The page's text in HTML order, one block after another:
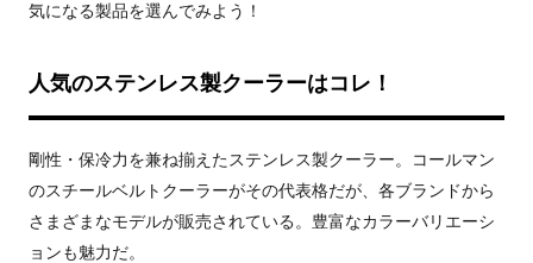
気になる製品を選んでみよう！
人気のステンレス製クーラーはコレ！
剛性・保冷力を兼ね揃えたステンレス製クーラー。コールマン
のスチールベルトクーラーがその代表格だが、各ブランドから
さまざまなモデルが販売されている。豊富なカラーバリエーシ
ョンも魅力だ。